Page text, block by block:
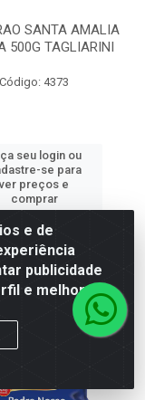
SANTA AMALIA
500G TAGLIARINI
Código: 4373
seu login ou
se para
ver preços e
comprar
e de
publicidade
e melhorar a